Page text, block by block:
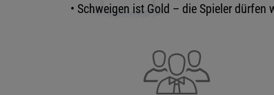
• Schweigen ist Gold – die Spieler